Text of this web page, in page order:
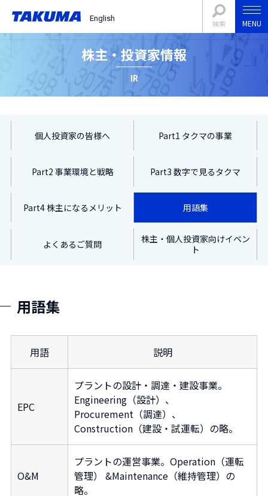
English
検索 MENU
株主・投資家情報
IR
個人投資家の皆様へ Part1 タクマの事業
Part2 事業環境と戦略 Part3 数字で見るタクマ
Part4 株主になるメリット 用語集
よくあるご質問
株主・個人投資家向けイベン
ト
用語集
用語 説明
EPC
プラントの設計・調達・建設事業。
Engineering（設計）、
Procurement（調達）、
Construction（建設・試運転）の略。
O&M
プラントの運営事業。Operation（運転
管理） &Maintenance（維持管理）の
略。